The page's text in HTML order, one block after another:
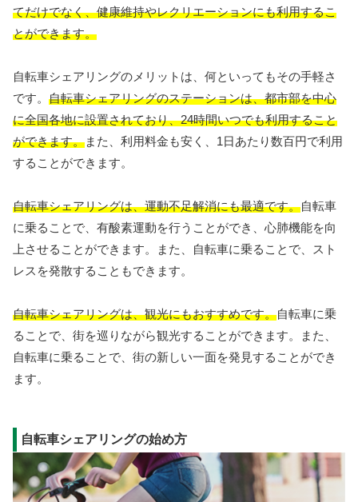
てだけでなく、健康維持やレクリエーションにも利用するこ
とができます。
自転車シェアリングのメリットは、何といってもその手軽さ
です。 自転車シェアリングのステーションは、都市部を中心
に全国各地に設置されており、24時間いつでも利用すること
ができます。また、利用料金も安く、1日あたり数百円で利用
することができます。
自転車シェアリングは、運動不足解消にも最適です。自転車
に乗ることで、有酸素運動を行うことができ、心肺機能を向
上させることができます。また、自転車に乗ることで、スト
レスを発散することもできます。
自転車シェアリングは、観光にもおすすめです。自転車に乗
ることで、街を巡りながら観光することができます。また、
自転車に乗ることで、街の新しい一面を発見することができ
ます。
自転車シェアリングの始め方